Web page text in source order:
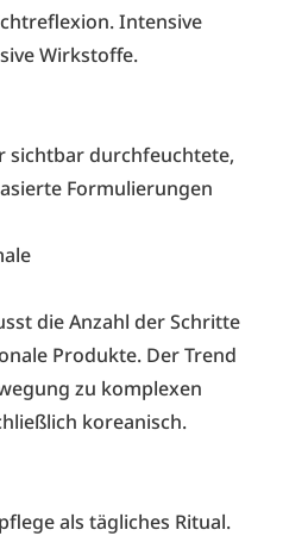
Intensive
Wirkstoffe.
sichtbar durchfeuchtete,
Formulierungen
die Anzahl der Schritte
Produkte. Der Trend
zu komplexen
koreanisch.
als tägliches Ritual.